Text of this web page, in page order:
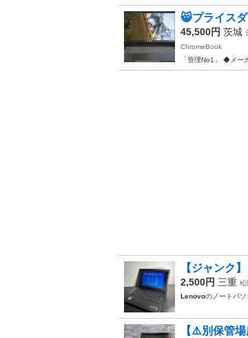
😸プライス
45,500円 茨城
ChromeBook
「管理No1」 ◆メー
【ジャンク
2,500円 三重 松
Lenovoのノートパ
【⚠️別保管